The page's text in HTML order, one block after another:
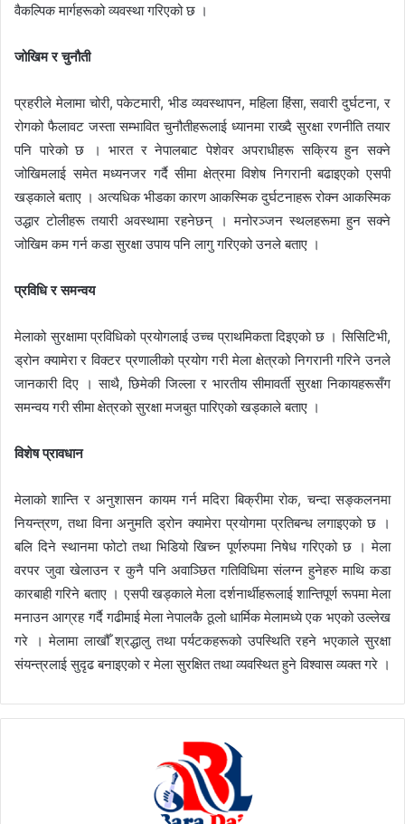
वैकल्पिक मार्गहरूको व्यवस्था गरिएको छ ।
जोखिम र चुनौती
प्रहरीले मेलामा चोरी, पकेटमारी, भीड व्यवस्थापन, महिला हिंसा, सवारी दुर्घटना, र
रोगको फैलावट जस्ता सम्भावित चुनौतीहरूलाई ध्यानमा राख्दै सुरक्षा रणनीति तयार
पनि पारेको छ । भारत र नेपालबाट पेशेवर अपराधीहरू सक्रिय हुन सक्ने
जोखिमलाई समेत मध्यनजर गर्दै सीमा क्षेत्रमा विशेष निगरानी बढाइएको एसपी
खड्काले बताए । अत्यधिक भीडका कारण आकस्मिक दुर्घटनाहरू रोक्न आकस्मिक
उद्धार टोलीहरू तयारी अवस्थामा रहनेछन् । मनोरञ्जन स्थलहरूमा हुन सक्ने
जोखिम कम गर्न कडा सुरक्षा उपाय पनि लागु गरिएको उनले बताए ।
प्रविधि र समन्वय
मेलाको सुरक्षामा प्रविधिको प्रयोगलाई उच्च प्राथमिकता दिइएको छ । सिसिटिभी,
ड्रोन क्यामेरा र विक्टर प्रणालीको प्रयोग गरी मेला क्षेत्रको निगरानी गरिने उनले
जानकारी दिए । साथै, छिमेकी जिल्ला र भारतीय सीमावर्ती सुरक्षा निकायहरूसँग
समन्वय गरी सीमा क्षेत्रको सुरक्षा मजबुत पारिएको खड्काले बताए ।
विशेष प्रावधान
मेलाको शान्ति र अनुशासन कायम गर्न मदिरा बिक्रीमा रोक, चन्दा सङ्कलनमा
नियन्त्रण, तथा विना अनुमति ड्रोन क्यामेरा प्रयोगमा प्रतिबन्ध लगाइएको छ ।
बलि दिने स्थानमा फोटो तथा भिडियो खिच्न पूर्णरुपमा निषेध गरिएको छ । मेला
वरपर जुवा खेलाउन र कुनै पनि अवाञ्छित गतिविधिमा संलग्न हुनेहरु माथि कडा
कारबाही गरिने बताए । एसपी खड्काले मेला दर्शनार्थीहरूलाई शान्तिपूर्ण रूपमा मेला
मनाउन आग्रह गर्दै गढीमाई मेला नेपालकै ठूलो धार्मिक मेलामध्ये एक भएको उल्लेख
गरे । मेलामा लाखौँ श्रद्धालु तथा पर्यटकहरूको उपस्थिति रहने भएकाले सुरक्षा
संयन्त्रलाई सुदृढ बनाइएको र मेला सुरक्षित तथा व्यवस्थित हुने विश्वास व्यक्त गरे ।